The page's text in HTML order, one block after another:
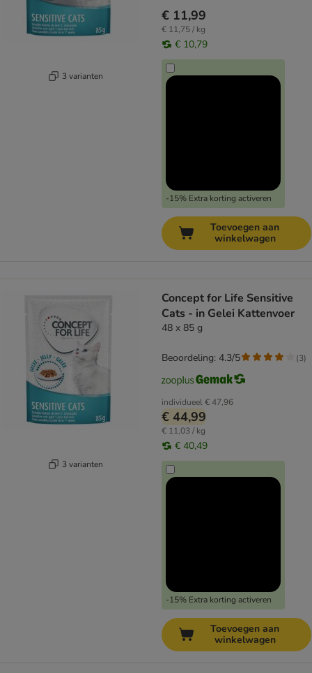
3 varianten
€ 11,99
€ 11,75 / kg
€ 10,79
-15% Extra korting activeren
Toevoegen aan
winkelwagen
3 varianten
Concept for Life Sensitive
Cats - in Gelei Kattenvoer
48 x 85 g
individueel€ 47,96
€ 44,99
€ 11,03 / kg
€ 40,49
-15% Extra korting activeren
Beoordeling: 4.3/5 (3)
Toevoegen aan
winkelwagen